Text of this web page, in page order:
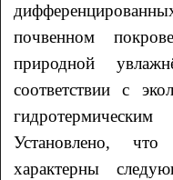
почвенном
природной
соответствии с
Установлено,
характерны